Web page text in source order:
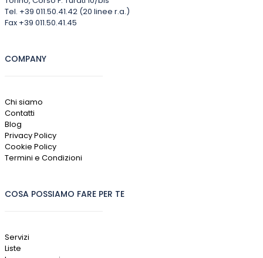
Tel. +39 011.50.41.42 (20 linee r.a.)
Fax +39 011.50.41.45
COMPANY
Chi siamo
Contatti
Blog
Privacy Policy
Cookie Policy
Termini e Condizioni
COSA POSSIAMO FARE PER TE
Servizi
Liste